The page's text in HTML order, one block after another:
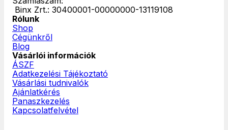
‎ Binx Zrt.: 30400001-00000000-13119108
Rólunk
Shop
Cégünkről
Blog
Vásárlói információk
ÁSZF
Adatkezelési Tájékoztató
Vásárlási tudnivalók
Ajánlatkérés
Panaszkezelés
Kapcsolatfelvétel